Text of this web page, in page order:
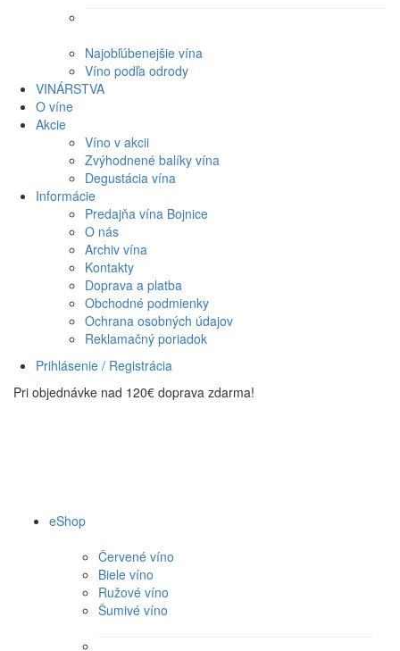
Najobľúbenejšie vína
Víno podľa odrody
VINÁRSTVA
O víne
Akcie
Víno v akcii
Zvýhodnené balíky vína
Degustácia vína
Informácie
Predajňa vína Bojnice
O nás
Archiv vína
Kontakty
Doprava a platba
Obchodné podmienky
Ochrana osobných údajov
Reklamačný poriadok
Prihlásenie / Registrácia
Pri objednávke nad 120€ doprava zdarma!
eShop
Červené víno
Biele víno
Ružové víno
Šumivé víno